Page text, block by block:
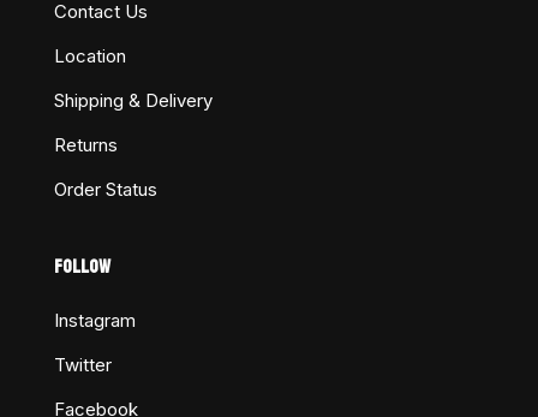
Contact Us
Location
Shipping & Delivery
Returns
Order Status
FOLLOW
Instagram
Twitter
Facebook